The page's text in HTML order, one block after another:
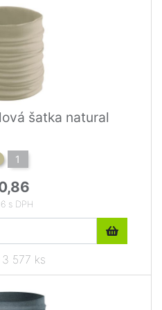
šatka natural
1
s DPH
577 ks